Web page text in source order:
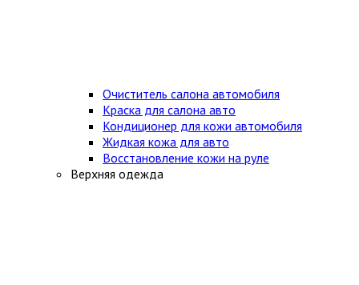
Очиститель салона автомобиля
Краска для салона авто
Кондиционер для кожи автомобиля
Жидкая кожа для авто
Восстановление кожи на руле
Верхняя одежда